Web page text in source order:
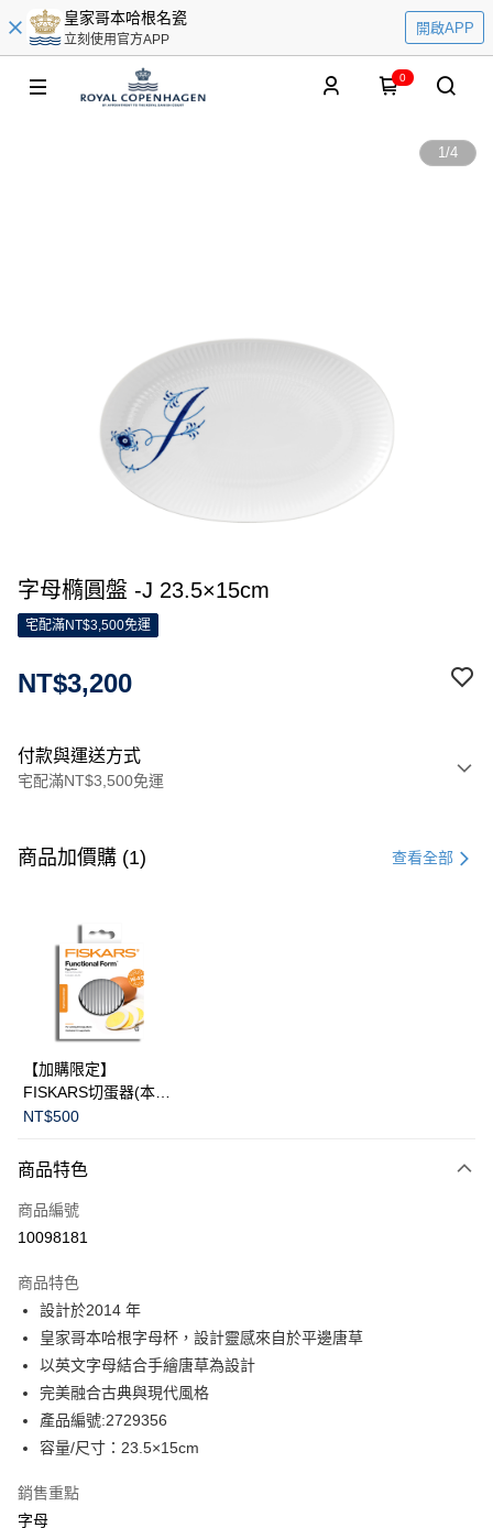
皇家哥本哈根名瓷
立刻使用官方APP
開啟APP
0
1/4
字母橢圓盤 -J 23.5×15cm
宅配滿NT$3,500免運
NT$3,200
付款與運送方式
宅配滿NT$3,500免運
信用卡一次付款
3 期 0 利率 每期
合作金庫商業銀行
華南商業銀行
上海商業儲蓄銀行
國泰世華商業銀行
臺灣中小企業銀行
匯豐（台灣）商業銀行
聯邦商業銀行
元大商業銀行
台新國際商業銀行
LINE Pay
Apple Pay
運送方式
黑貓宅急便
商品加價購 (1) 查看全部
【加購限定】
FISKARS切蛋器(本商
品不提供破損保證)
NT$500
商品特色
商品編號
10098181
商品特色
設計於2014 年
皇家哥本哈根字母杯，設計靈感來自於平邊唐草
以英文字母結合手繪唐草為設計
完美融合古典與現代風格
產品編號:2729356
容量/尺寸：23.5×15cm
銷售重點
字母